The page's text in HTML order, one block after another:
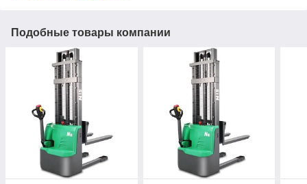
Подобные товары компании